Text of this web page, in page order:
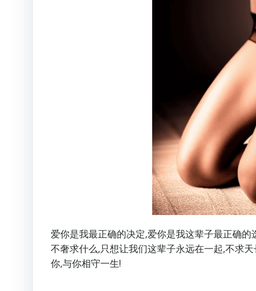
爱你是我最正确的决定,爱你是我这辈子最正确
不奢求什么,只想让我们这辈子永远在一起,不求
你,与你相守一生!